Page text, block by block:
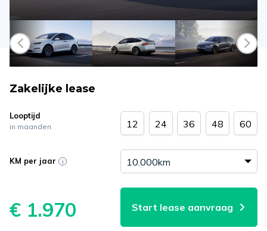
Zakelijke lease
Looptijd
in maanden 12 24 36 48 60
KM per jaar
€ 1.970 Start lease aanvraag